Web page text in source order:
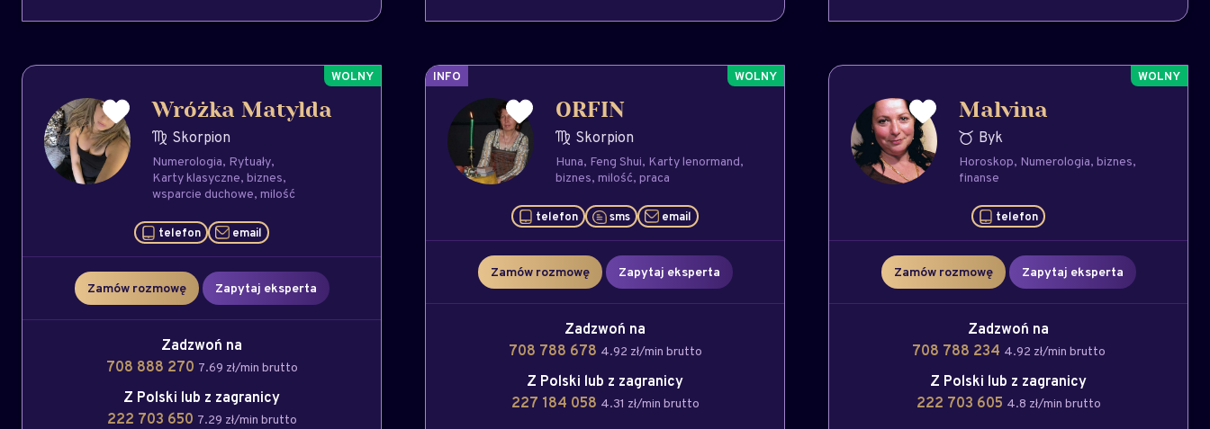
Wróżka Matylda
Skorpion
Numerologia Rytuały
Karty klasyczne biznes
wsparcie duchowe milość
telefon email
Zamów rozmowę Zapytaj eksperta
Zadzwoń na
708 888 270 7.69 zł/min brutto
Z Polski lub z zagranicy
222 703 650 7.29 zł/min brutto
INFO
ORFIN
Skorpion
Huna Feng Shui Karty lenormand
biznes milość praca
telefon sms email
Zamów rozmowę Zapytaj eksperta
Zadzwoń na
708 788 678 4.92 zł/min brutto
Z Polski lub z zagranicy
227 184 058 4.31 zł/min brutto
Malvina
Byk
Horoskop Numerologia biznes
finanse
telefon
Zamów rozmowę Zapytaj eksperta
Zadzwoń na
708 788 234 4.92 zł/min brutto
Z Polski lub z zagranicy
222 703 605 4.8 zł/min brutto